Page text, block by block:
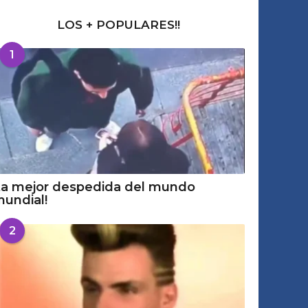
LOS + POPULARES!!
1
mejor despedida del mundo
2